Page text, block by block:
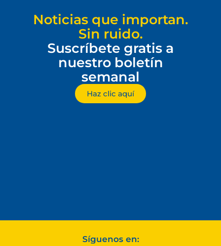
Noticias que importan.
Sin ruido.
Suscríbete gratis a
nuestro boletín
semanal
Haz clic aquí
Síguenos en: